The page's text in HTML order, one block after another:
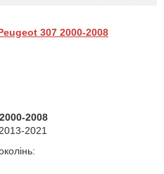
307 2000-2008
2008
2021